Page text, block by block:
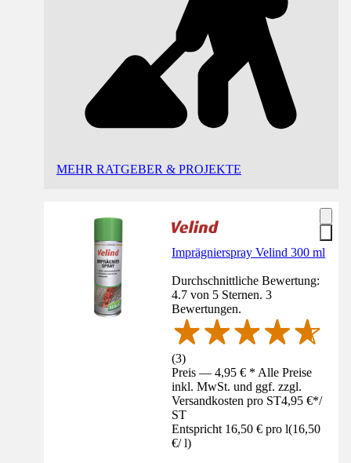
MEHR RATGEBER & PROJEKTE
Imprägnierspray Velind 300 ml
Durchschnittliche Bewertung:
4.7 von 5 Sternen. 3
Bewertungen.
(3)
Preis — 4,95 € * Alle Preise
inkl. MwSt. und ggf. zzgl.
Versandkosten pro ST4,95 €*/
ST
Entspricht 16,50 € pro l(16,50
€/ l)